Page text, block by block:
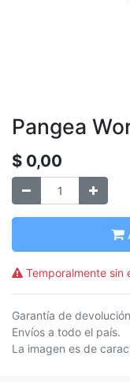
Pangea
$ 0,00
Temporalmente sin
Garantía de
Envíos a todo el país.
La imagen es de